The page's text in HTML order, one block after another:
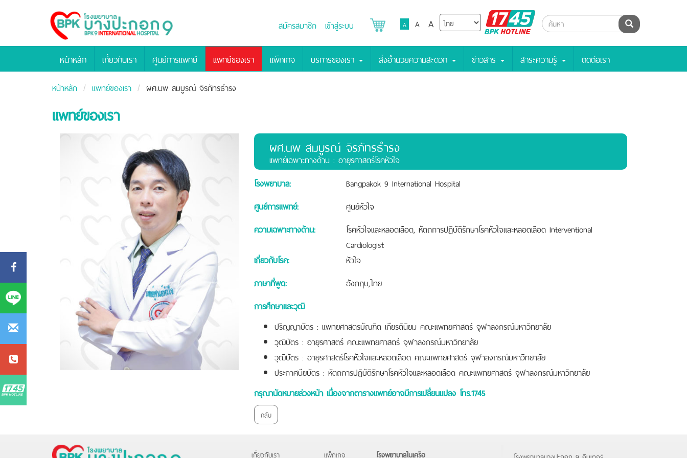
Bangpakok
Hospital
สมัครสมาชิก เข้าสู่ระบบ A A A
BPK
Hotline
ค้นหา
หน้าหลัก เกี่ยวกับเรา ศูนย์การแพทย์ แพทย์ของเรา แพ็กเกจ บริการของเรา สิ่งอำนวยความสะดวก ข่าวสาร สาระความรู้ ติดต่อเรา
หน้าหลัก แพทย์ของเรา ผศ.นพ สมบูรณ์ จิรภัทรธำรง
แพทย์ของเรา
ผศ.นพ สมบูรณ์ จิรภัทรธำรง
เเพทย์เฉพาะทางด้าน : อายุรศาสตร์โรคหัวใจ
โรงพยาบาล:
Bangpakok 9 International Hospital
ศูนย์การแพทย์:
ศูนย์หัวใจ
ความเฉพาะทางด้าน:
โรคหัวใจและหลอดเลือด, หัตถการปฏิบัติรักษาโรคหัวใจและหลอดเลือด Interventional
Cardiologist
เกี่ยวกับโรค:
หัวใจ
ภาษาที่พูด:
อังกฤษ,ไทย
การศึกษาและวุฒิ
ปริญญาบัตร : แพทยศาสตรบัณฑิต เกียรตินิยม คณะแพทยศาสตร์ จุฬาลงกรณ์มหาวิทยาลัย
วุฒิบัตร : อายุรศาสตร์ คณะแพทยศาสตร์ จุฬาลงกรณ์มหาวิทยาลัย
วุฒิบัตร : อายุรศาสตร์โรคหัวใจและหลอดเลือด คณะแพทยศาสตร์ จุฬาลงกรณ์มหาวิทยาลัย
ประกาศนียบัตร : หัตถการปฏิบัติรักษาโรคหัวใจและหลอดเลือด คณะแพทยศาสตร์ จุฬาลงกรณ์มหาวิทยาลัย
กรุณานัดหมายล่วงหน้า เนื่องจากตารางแพทย์อาจมีการเปลี่ยนแปลง โทร.1745
กลับ
เกี่ยวกับเรา แพ็กเกจ โรงพยาบาลในเครือ